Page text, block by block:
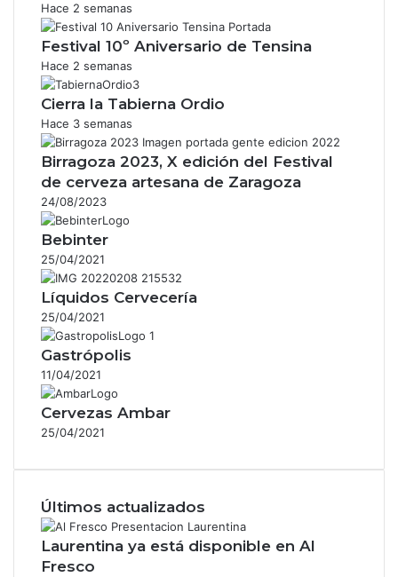
Hace 2 semanas
Festival 10º Aniversario de Tensina
Hace 2 semanas
Cierra la Tabierna Ordio
Hace 3 semanas
Birragoza 2023, X edición del Festival
de cerveza artesana de Zaragoza
24/08/2023
Bebinter
25/04/2021
Líquidos Cervecería
25/04/2021
Gastrópolis
11/04/2021
Cervezas Ambar
25/04/2021
Últimos actualizados
Laurentina ya está disponible en Al
Fresco